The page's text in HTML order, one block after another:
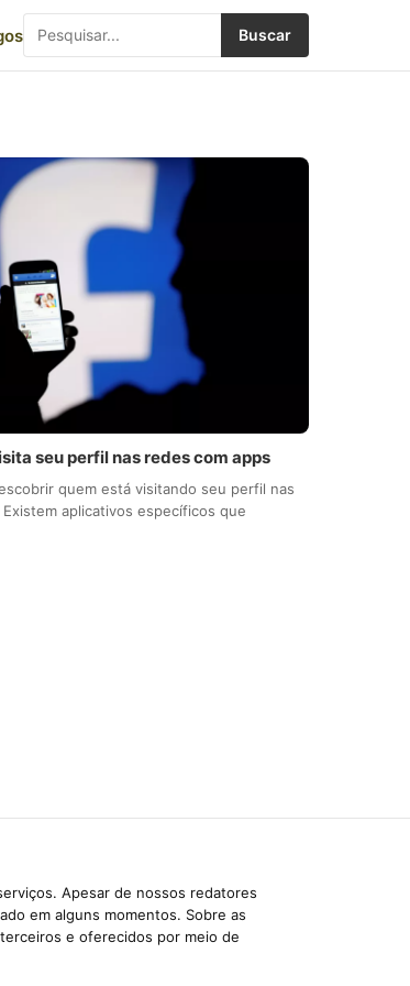
Buscar
seu perfil nas redes com apps
quem está visitando seu perfil nas
aplicativos específicos que
Apesar de nossos redatores
em alguns momentos. Sobre as
e oferecidos por meio de